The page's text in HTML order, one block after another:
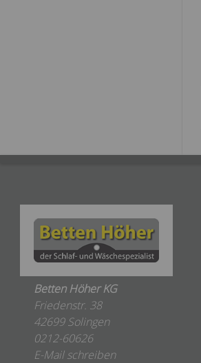
Betten Höher KG
Friedenstr. 38
42699 Solingen
0212-60626
E-Mail schreiben